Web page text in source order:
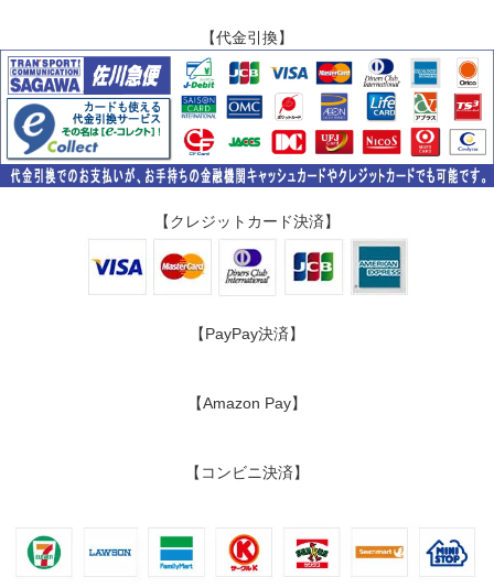
【代金引換】
【クレジットカード決済】
【PayPay決済】
【Amazon Pay】
【コンビニ決済】